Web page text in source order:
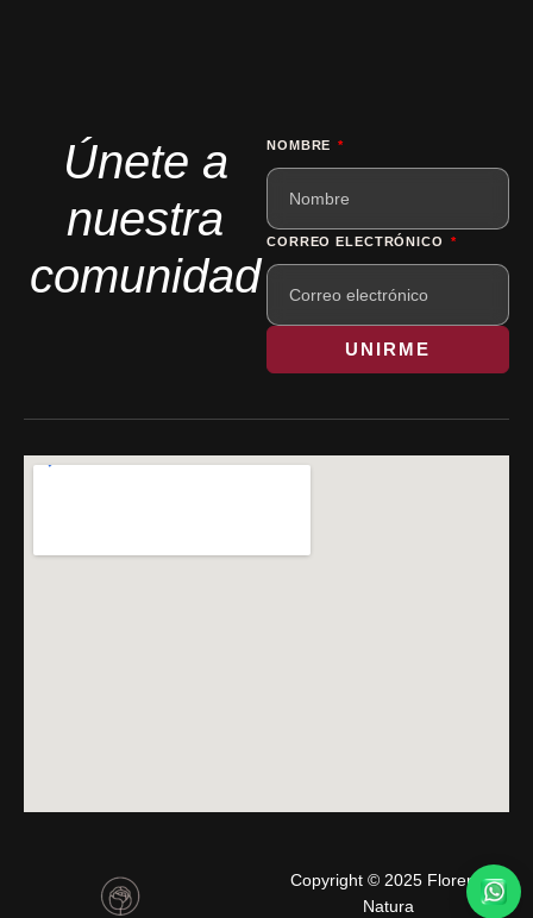
Únete a
nuestra
comunidad
NOMBRE
CORREO ELECTRÓNICO
UNIRME
Copyright © 2025 Florería
Natura